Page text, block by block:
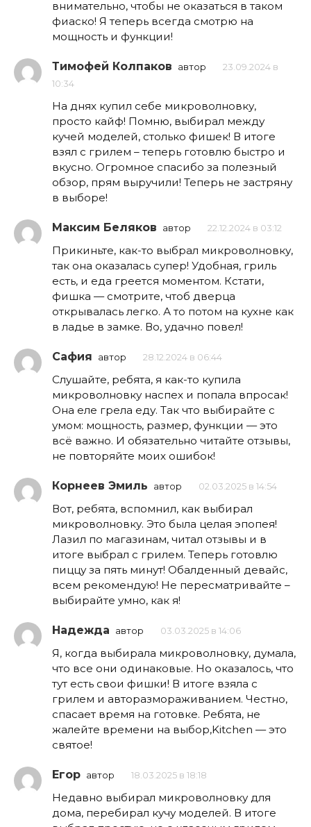
внимательно, чтобы не оказаться в таком
фиаско! Я теперь всегда смотрю на
мощность и функции!
Тимофей Колпаков автор
23.09.2024 в
10:34
На днях купил себе микроволновку,
просто кайф! Помню, выбирал между
кучей моделей, столько фишек! В итоге
взял с грилем – теперь готовлю быстро и
вкусно. Огромное спасибо за полезный
обзор, прям выручили! Теперь не застряну
в выборе!
Максим Беляков автор 22.12.2024 в 03:12
Прикиньте, как-то выбрал микроволновку,
так она оказалась супер! Удобная, гриль
есть, и еда греется моментом. Кстати,
фишка — смотрите, чтоб дверца
открывалась легко. А то потом на кухне как
в ладье в замке. Во, удачно повел!
Сафия автор 28.12.2024 в 06:44
Слушайте, ребята, я как-то купила
микроволновку наспех и попала впросак!
Она еле грела еду. Так что выбирайте с
умом: мощность, размер, функции — это
всё важно. И обязательно читайте отзывы,
не повторяйте моих ошибок!
Корнеев Эмиль автор 02.03.2025 в 14:54
Вот, ребята, вспомнил, как выбирал
микроволновку. Это была целая эпопея!
Лазил по магазинам, читал отзывы и в
итоге выбрал с грилем. Теперь готовлю
пиццу за пять минут! Обалденный девайс,
всем рекомендую! Не пересматривайте –
выбирайте умно, как я!
Надежда автор 03.03.2025 в 14:06
Я, когда выбирала микроволновку, думала,
что все они одинаковые. Но оказалось, что
тут есть свои фишки! В итоге взяла с
грилем и авторазмораживанием. Честно,
спасает время на готовке. Ребята, не
жалейте времени на выбор,Kitchen — это
святое!
Егор автор 18.03.2025 в 18:18
Недавно выбирал микроволновку для
дома, перебирал кучу моделей. В итоге